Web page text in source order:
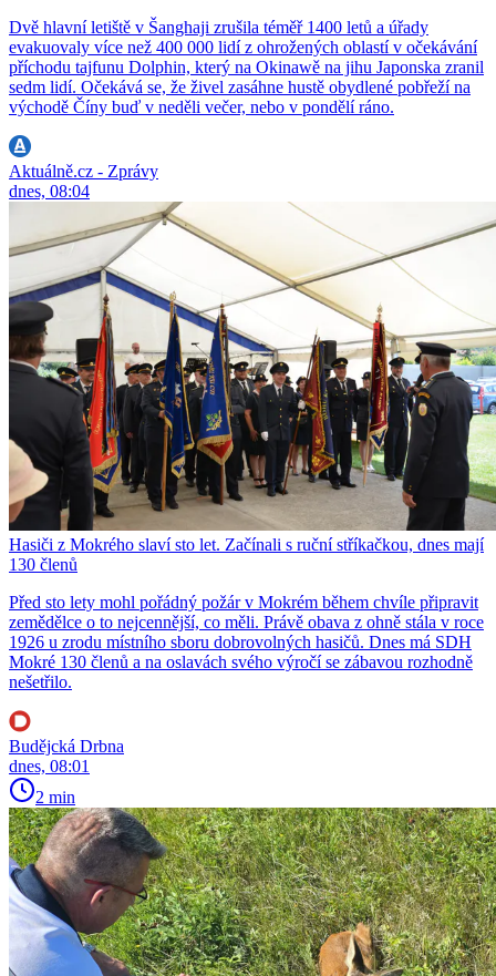
Dvě hlavní letiště v Šanghaji zrušila téměř 1400 letů a úřady
evakuovaly více než 400 000 lidí z ohrožených oblastí v očekávání
příchodu tajfunu Dolphin, který na Okinawě na jihu Japonska zranil
sedm lidí. Očekává se, že živel zasáhne hustě obydlené pobřeží na
východě Číny buď v neděli večer, nebo v pondělí ráno.
Aktuálně.cz - Zprávy
dnes, 08:04
Hasiči z Mokrého slaví sto let. Začínali s ruční stříkačkou, dnes mají
130 členů
Před sto lety mohl pořádný požár v Mokrém během chvíle připravit
zemědělce o to nejcennější, co měli. Právě obava z ohně stála v roce
1926 u zrodu místního sboru dobrovolných hasičů. Dnes má SDH
Mokré 130 členů a na oslavách svého výročí se zábavou rozhodně
nešetřilo.
Budějcká Drbna
dnes, 08:01
2 min